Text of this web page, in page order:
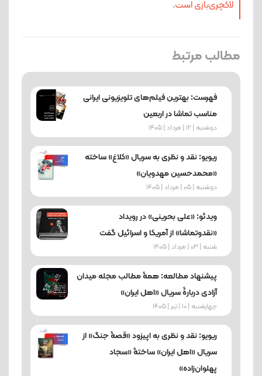
لاکچری‌بازی است.
مطالب مرتبط
فهرست: بهترین فیلم‌های تلویزیونی ایرانی
مناسب تماشا در اربعین
دوشنبه | 12 | مرداد | 1405
ریویو: نقد و نظری به سریال «کلاغ» ساخته
«محمدحسین مهدویان»
دوشنبه | 05 | مرداد | 1405
ویدئو: «علی بحرینی» در رویداد
«نقدوتماشا» از آمریکا و اسرائیل گفت
شنبه | 03 | مرداد | 1405
پیشنهاد مطالعه: همۀ مطالب مجله میدان
آزادی دربارۀ سریال «اهل ایران»
چهارشنبه | 10 | تیر | 1405
ریویو: نقد و نظری به اپیزود «قصۀ جنگ» از
سریال «اهل ایران» ساختۀ «سجاد
پهلوان‌زاده»